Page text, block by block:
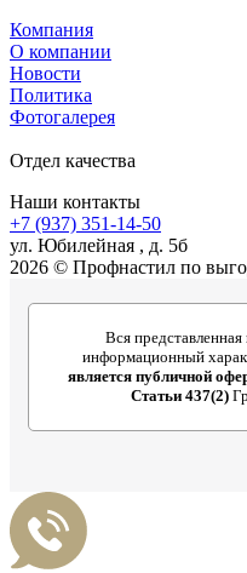
Компания
О компании
Новости
Политика
Фотогалерея
Отдел качества
Наши контакты
+7 (937) 351-14-50
ул. Юбилейная , д. 5б
2026 © Профнастил по
Вся
информационный
является публичной
Статьи 437(2)